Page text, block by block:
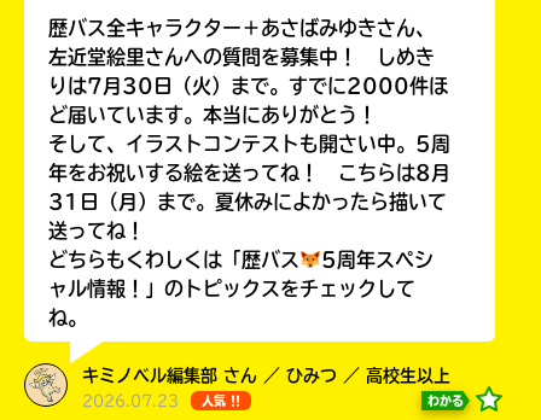
歴バス全キャラクター＋あさばみゆきさん、
左近堂絵里さんへの質問を募集中！ しめき
りは7月30日（火）まで。すでに2000件ほ
ど届いています。本当にありがとう！
そして、イラストコンテストも開さい中。5周
年をお祝いする絵を送ってね！ こちらは8月
31日（月）まで。夏休みによかったら描いて
送ってね！
どちらもくわしくは「歴バス
5周年スペシ
ャル情報！」のトピックスをチェックして
ね。
キミノベル編集部 さん ／ ひみつ ／ 高校生以上
2026.07.23 人気 !! わかる